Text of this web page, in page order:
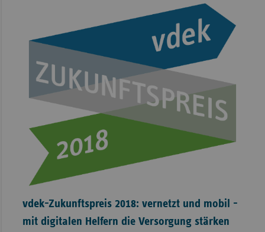
vdek-Zukunftspreis 2018: vernetzt und mobil -
mit digitalen Helfern die Versorgung stärken